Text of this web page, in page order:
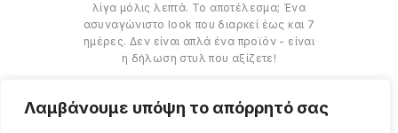
Λαμβάνουμε υπόψη το απόρρητό σας
λίγα μόλις λεπτά. Το αποτέλεσμα; Ένα
ασυναγώνιστο look που διαρκεί έως και 7
ημέρες. Δεν είναι απλά ένα προϊόν - είναι
η δήλωση στυλ που αξίζετε!